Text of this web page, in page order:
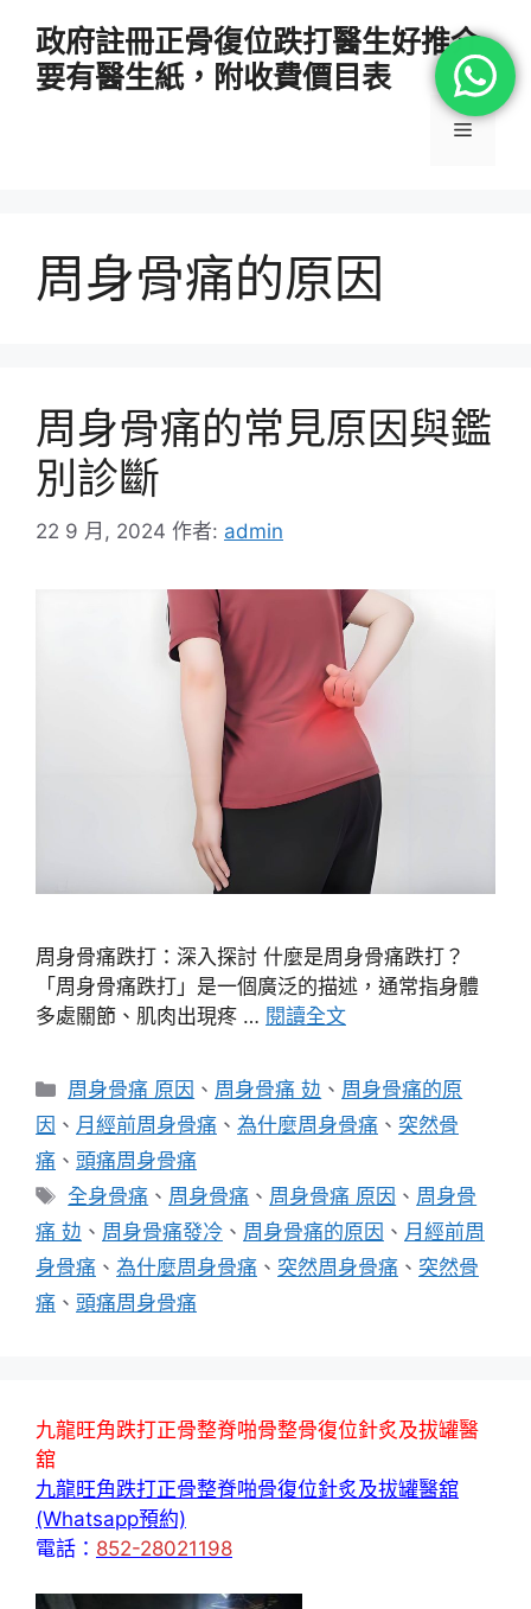
政府註冊正骨復位跌打醫生好推介
要有醫生紙，附收費價目表
選
周身骨痛的原因
周身骨痛的常見原因與鑑
別診斷
22 9 月, 2024 作者: admin
周身骨痛跌打：深入探討 什麼是周身骨痛跌打？
「周身骨痛跌打」是一個廣泛的描述，通常指身體
多處關節、肌肉出現疼 … 閱讀全文
分
類
周身骨痛 原因 、 周身骨痛 攰 、 周身骨痛的原
因 、 月經前周身骨痛 、 為什麼周身骨痛 、 突然骨
痛 、 頭痛周身骨痛
標
籤
全身骨痛 、 周身骨痛 、 周身骨痛 原因 、 周身骨
痛 攰 、 周身骨痛發冷 、 周身骨痛的原因 、 月經前周
身骨痛 、 為什麼周身骨痛 、 突然周身骨痛 、 突然骨
痛 、 頭痛周身骨痛
九龍旺角跌打正骨整脊啪骨整骨復位針炙及拔罐醫
舘
九龍旺角跌打正骨整脊啪骨復位針炙及拔罐醫舘
(Whatsapp預約)
電話： 852-28021198